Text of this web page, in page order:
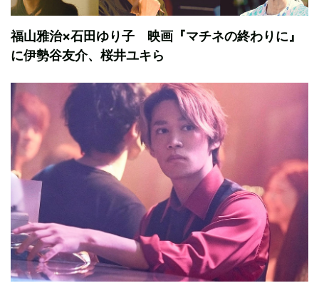
福山雅治×石田ゆり子 映画『マチネの終わりに』
に伊勢谷友介、桜井ユキら